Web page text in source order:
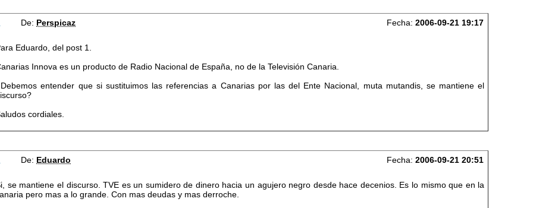
De: Perspicaz Fecha:2006-09-21 19:17
Eduardo, del post 1.
Innova es un producto de Radio Nacional de España, no de la Televisión Canaria.
entender que si sustituimos las referencias a Canarias por las del Ente Nacional, muta mutandis, se mantiene el
cordiales.
De: Eduardo Fecha:2006-09-21 20:51
se mantiene el discurso. TVE es un sumidero de dinero hacia un agujero negro desde hace decenios. Es lo mismo que en la
pero mas a lo grande. Con mas deudas y mas derroche.